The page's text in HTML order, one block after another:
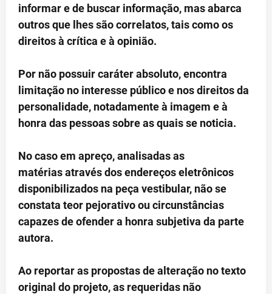
informar e de buscar informação, mas abarca
outros que lhes são correlatos, tais como os
direitos à crítica e à opinião.
Por não possuir caráter absoluto, encontra
limitação no interesse público e nos direitos da
personalidade, notadamente à imagem e à
honra das pessoas sobre as quais se noticia.
No caso em apreço, analisadas as
matérias através dos endereços eletrônicos
disponibilizados na peça vestibular, não se
constata teor pejorativo ou circunstâncias
capazes de ofender a honra subjetiva da parte
autora.
Ao reportar as propostas de alteração no texto
original do projeto, as requeridas não